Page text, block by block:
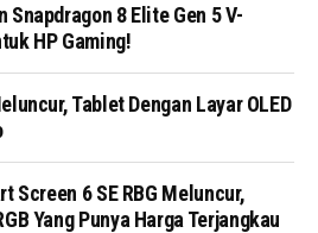
Snapdragon 8 Elite Gen 5 V-
HP Gaming!
Tablet Dengan Layar OLED
Screen 6 SE RBG Meluncur,
Yang Punya Harga Terjangkau